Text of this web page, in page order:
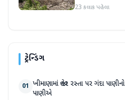
23 કલાક પહેલા
ટ્રેન્ડિંગ
01 ખીમાણામાં જાહેર રસ્તા પર ગંદા
પાણીએ